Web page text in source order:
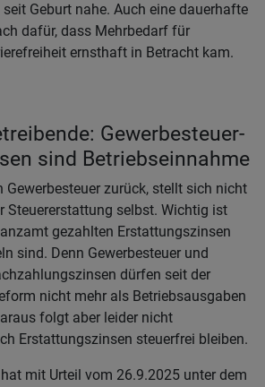
Geburt nahe. Auch eine dauerhafte
dafür, dass Mehrbedarf für
ernsthaft in Betracht kam.
Gewerbesteuer-
sind Betriebseinnahme
Gewerbesteuer zurück, stellt sich nicht
Steuererstattung selbst. Wichtig ist
gezahlten Erstattungszinsen
sind. Denn Gewerbesteuer und
dürfen seit der
nicht mehr als Betriebsausgaben
folgt aber leider nicht
Erstattungszinsen steuerfrei bleiben.
mit Urteil vom 26.9.2025 unter dem